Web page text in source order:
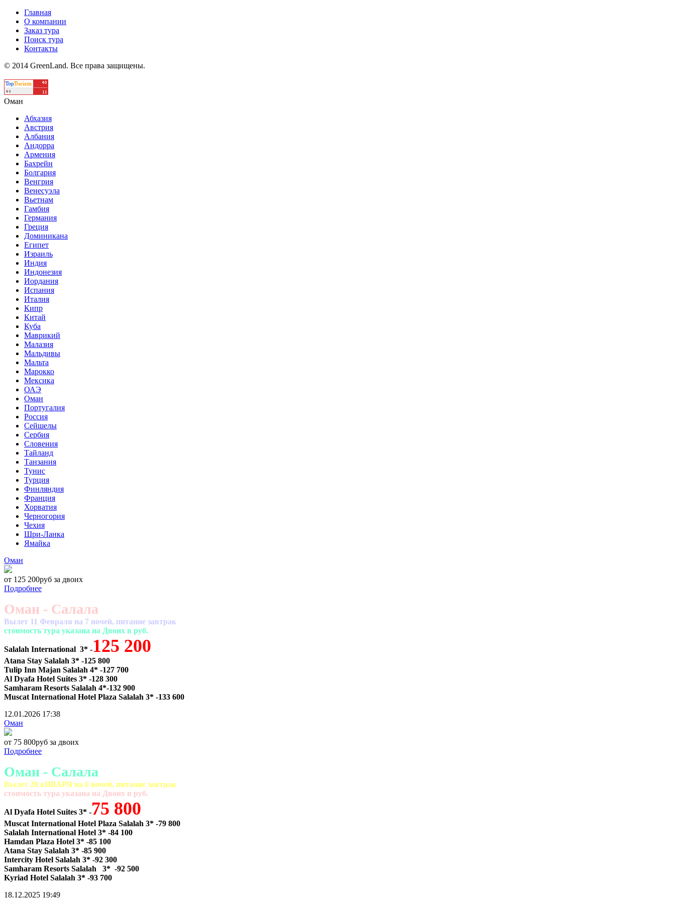
Главная
О компании
Заказ тура
Поиск тура
Контакты
© 2014 GreenLand. Все права защищены.
Оман
Абхазия
Австрия
Албания
Андорра
Армения
Бахрейн
Болгария
Венгрия
Венесуэла
Вьетнам
Гамбия
Германия
Греция
Доминикана
Египет
Израиль
Индия
Индонезия
Иордания
Испания
Италия
Кипр
Китай
Куба
Маврикий
Малазия
Мальдивы
Мальта
Марокко
Мексика
ОАЭ
Оман
Португалия
Россия
Сейшелы
Сербия
Словения
Тайланд
Танзания
Тунис
Турция
Финляндия
Франция
Хорватия
Черногория
Чехия
Шри-Ланка
Ямайка
Оман
от 125 200руб за двоих
Подробнее
Оман - Салала
Вылет 11 Февраля на 7 ночей, питание завтрак
cтоимость тура указана на Двоих в руб.
Salalah International 3* -125 200
Atana Stay Salalah 3* -125 800
Tulip Inn Majan Salalah 4* -127 700
Al Dyafa Hotel Suites 3* -128 300
Samharam Resorts Salalah 4*-132 900
Muscat International Hotel Plaza Salalah 3* -133 600
12.01.2026 17:38
Оман
от 75 800руб за двоих
Подробнее
Оман - Салала
Вылет 28 яНВАРЯ на 6 ночей, питание завтрак
cтоимость тура указана на Двоих в руб.
Al Dyafa Hotel Suites 3* -75 800
Muscat International Hotel Plaza Salalah 3* -79 800
Salalah International Hotel 3* -84 100
Hamdan Plaza Hotel 3* -85 100
Atana Stay Salalah 3* -85 900
Intercity Hotel Salalah 3* -92 300
Samharam Resorts Salalah 3* -92 500
Kyriad Hotel Salalah 3* -93 700
18.12.2025 19:49